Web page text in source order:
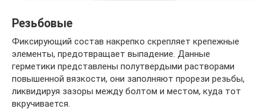
Резьбовые
Фиксирующий состав накрепко скрепляет крепежные
элементы, предотвращает выпадение. Данные
герметики представлены полутвердыми растворами
повышенной вязкости, они заполняют прорези резьбы,
ликвидируя зазоры между болтом и местом, куда тот
вкручивается.